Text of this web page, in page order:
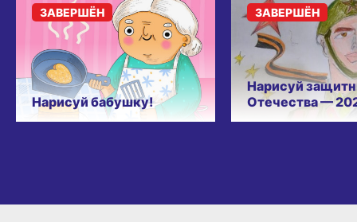
Нарисуй бабушку!
ЗАВЕРШЁН
Нарисуй
Отечества —
ЗАВЕРШЁН